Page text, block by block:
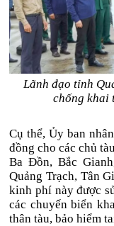
Lãnh đạo tỉnh
chống khai
Cụ thể, Ủy ban
đồng cho các chủ
Ba Đồn, Bắc
Quảng Trạch, Tân
kinh phí này được
các chuyến biển
thân tàu, bảo hiểm